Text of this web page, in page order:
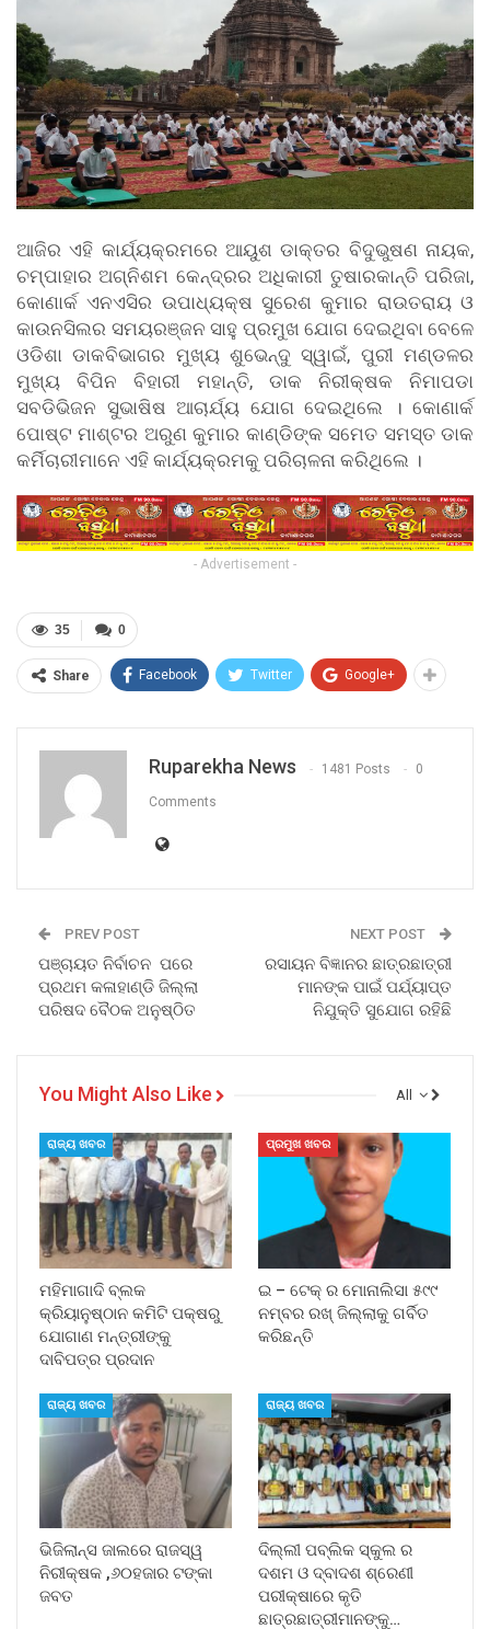
ଆଜିର ଏହି କାର୍ଯ୍ୟକ୍ରମରେ ଆୟୁଶ ଡାକ୍ତର ବିଦୁଭୁଷଣ ନାୟକ,
ଚମ୍ପାହାର ଅଗ୍ନିଶମ କେନ୍ଦ୍ରର ଅଧିକାରୀ ତୁଷାରକାନ୍ତି ପରିଜା,
କୋଣାର୍କ ଏନଏସିର ଉପାଧ୍ୟକ୍ଷ ସୁରେଶ କୁମାର ରାଉତରାୟ ଓ
କାଉନସିଲର ସମୟରଞ୍ଜନ ସାହୁ ପ୍ରମୁଖ ଯୋଗ ଦେଇଥିବା ବେଳେ
ଓଡିଶା ଡାକବିଭାଗର ମୁଖ୍ୟ ଶୁଭେନ୍ଦୁ ସ୍ୱାଇଁ, ପୁରୀ ମଣ୍ଡଳର
ମୁଖ୍ୟ ବିପିନ ବିହାରୀ ମହାନ୍ତି, ଡାକ ନିରୀକ୍ଷକ ନିମାପଡା
ସବଡିଭିଜନ ସୁଭାଷିଷ ଆଚାର୍ଯ୍ୟ ଯୋଗ ଦେଇଥିଲେ । କୋଣାର୍କ
ପୋଷ୍ଟ ମାଶ୍ଟର ଅରୁଣ କୁମାର କାଣ୍ଡିଙ୍କ ସମେତ ସମସ୍ତ ଡାକ
କର୍ମିଚାରୀମାନେ ଏହି କାର୍ଯ୍ୟକ୍ରମକୁ ପରିଚାଳନା କରିଥିଲେ ।
- Advertisement -
0
35
Share Facebook Twitter Google+
Ruparekha News 1481 Posts 0
Comments
PREV POST
ପଞ୍ଚାୟତ ନିର୍ବାଚନ ପରେ
ପ୍ରଥମ କଳାହାଣ୍ଡି ଜିଲ୍ଲା
ପରିଷଦ ବୈଠକ ଅନୁଷ୍ଠିତ
NEXT POST
ରସାୟନ ବିଜ୍ଞାନର ଛାତ୍ରଛାତ୍ରୀ
ମାନଙ୍କ ପାଇଁ ପର୍ଯ୍ୟାପ୍ତ
ନିଯୁକ୍ତି ସୁଯୋଗ ରହିଛି
All
You Might Also Like
ରାଜ୍ୟ ଖବର
ମହିମାଗାଦି ବ୍ଲକ
କ୍ରିୟାନୁଷ୍ଠାନ କମିଟି ପକ୍ଷରୁ
ଯୋଗାଣ ମନ୍ତ୍ରୀଙ୍କୁ
ଦାବିପତ୍ର ପ୍ରଦାନ
ପ୍ରମୁଖ ଖବର
ଇ – ଟେକ୍ ର ମୋନାଲିସା ୫୯୯
ନମ୍ବର ରଖ୍ ଜିଲ୍ଲାକୁ ଗର୍ବିତ
କରିଛନ୍ତି
ରାଜ୍ୟ ଖବର
ଭିଜିଲାନ୍ସ ଜାଲରେ ରାଜସ୍ୱ
ନିରୀକ୍ଷକ ,୬୦ହଜାର ଟଙ୍କା
ଜବତ
ରାଜ୍ୟ ଖବର
ଦିଲ୍ଲୀ ପବ୍ଲିକ ସ୍କୁଲ ର
ଦଶମ ଓ ଦ୍ବାଦଶ ଶ୍ରେଣୀ
ପରୀକ୍ଷାରେ କୃତି
ଛାତ୍ରଛାତ୍ରୀମାନଙ୍କୁ…